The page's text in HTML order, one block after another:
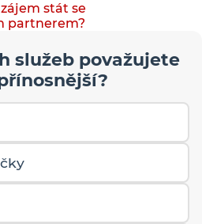
stát se
partnerem?
služeb považujete